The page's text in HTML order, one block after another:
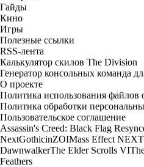
Гайды
Кино
Игры
Полезные ссылки
RSS-лента
Калькулятор скилов The Division
Генератор консольных команда
О проекте
Политика использования файлов
Политика обработки
Пользовательское соглашение
Assassin's Creed: Black Flag
NextGothicinZOIMass Effect NEXT
DawnwalkerThe Elder Scrolls VI
Feathers